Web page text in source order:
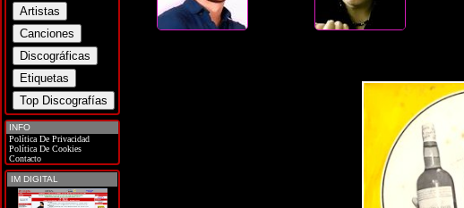
INFO
Política De Privacidad
Política De Cookies
Contacto
IM DIGITAL